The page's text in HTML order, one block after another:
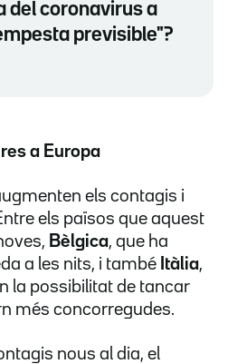
del coronavirus a
previsible"?
a Europa
els contagis i
els països que aquest
Bèlgica, que ha
a les nits, i també Itàlia,
la possibilitat de tancar
més concorregudes.
nous al dia, el